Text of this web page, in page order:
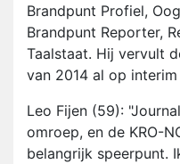
Brandpunt Profiel,
Brandpunt Reporter,
Taalstaat. Hij vervult
van 2014 al op interim
Leo Fijen (59):
omroep, en de KRO-
belangrijk speerpunt.